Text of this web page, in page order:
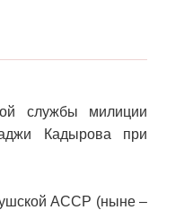
службы милиции
Кадырова при
АССР (ныне –